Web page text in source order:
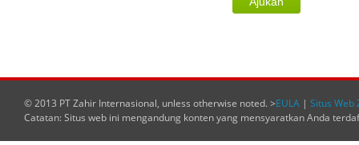
© 2013 PT Zahir Internasional, unless otherwise noted. >EULA | Situs Web
Catatan: Situs web ini mengandung konten yang mensyaratkan Anda